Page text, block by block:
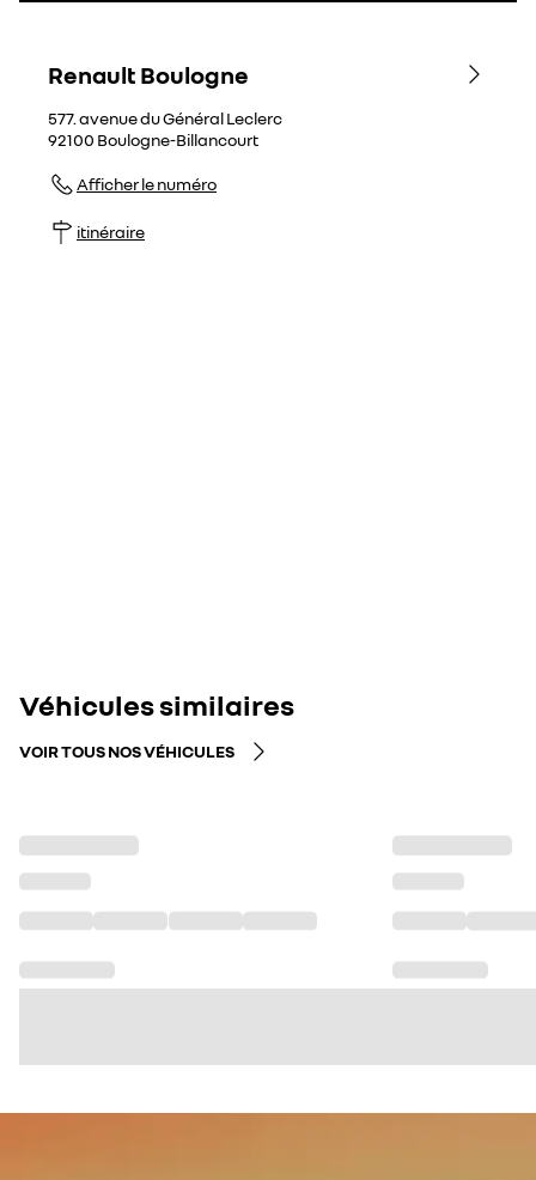
Renault Boulogne
577. avenue du Général Leclerc
92100 Boulogne-Billancourt
Afficher le numéro
itinéraire
Véhicules similaires
VOIR TOUS NOS VÉHICULES